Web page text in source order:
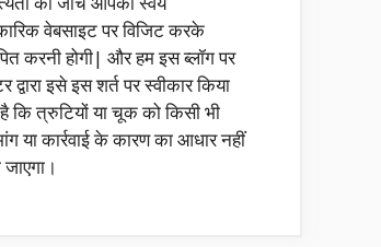
वेबसाइट पर विजिट करके
करनी होगी| और हम इस ब्लॉग पर
द्वारा इसे इस शर्त पर स्वीकार किया
कि त्रुटियों या चूक को किसी भी
या कार्रवाई के कारण का आधार नहीं
जाएगा।